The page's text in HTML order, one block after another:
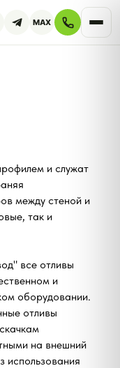
и служат
между стеной и
так и
все отливы
и
оборудовании.
отливы
на внешний
использования
MAX